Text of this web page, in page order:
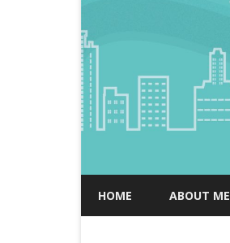
HOME ABOUT ME